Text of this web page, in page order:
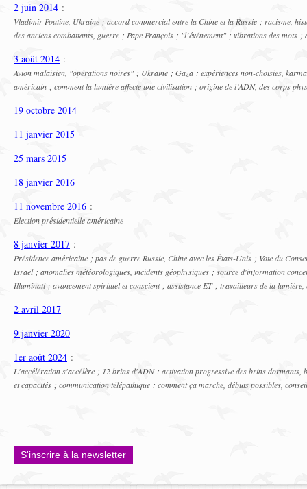
2 juin 2014 :
Vladimir Poutine, Ukraine ; accord commercial entre la Chine et la Russie ; racisme,
des anciens combattants, guerre ; Pape François ; "l’événement" ; vibrations des mots ;
3 août 2014 :
Avion malaisien, "opérations noires" ; Ukraine ; Gaza ; expériences non-choisies,
américain ; comment la lumière affecte une civilisation ; origine de l’ADN, des corps
19 octobre 2014
11 janvier 2015
25 mars 2015
18 janvier 2016
11 novembre 2016 :
Élection présidentielle américaine
8 janvier 2017 :
Présidence américaine ; pas de guerre Russie, Chine avec les États-Unis ; Vote du
Israël ; anomalies météorologiques, incidents géophysiques ; source d'information
Illuminati ; avancement spirituel et conscient ; assistance ET ; travailleurs de la lumière,
2 avril 2017
9 janvier 2020
1er août 2024 :
L'accélération s'accélère ; 12 brins d'ADN : activation progressive des brins dormants,
et capacités ; communication télépathique : comment ça marche, débuts possibles,
S'inscrire à la newsletter